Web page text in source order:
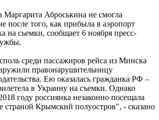
Маргарита Аброськина не смогла
после того, как прибыла в аэропорт
на сьемки, сообщает 6 ноября пресс-
среди пассажиров рейса из Минска
правонарушительницу
Ею оказалась гражданка РФ –
в Украину на съемки. Однако
году россиянка незаконно посещала
страной Крымский полуостров", - сказано